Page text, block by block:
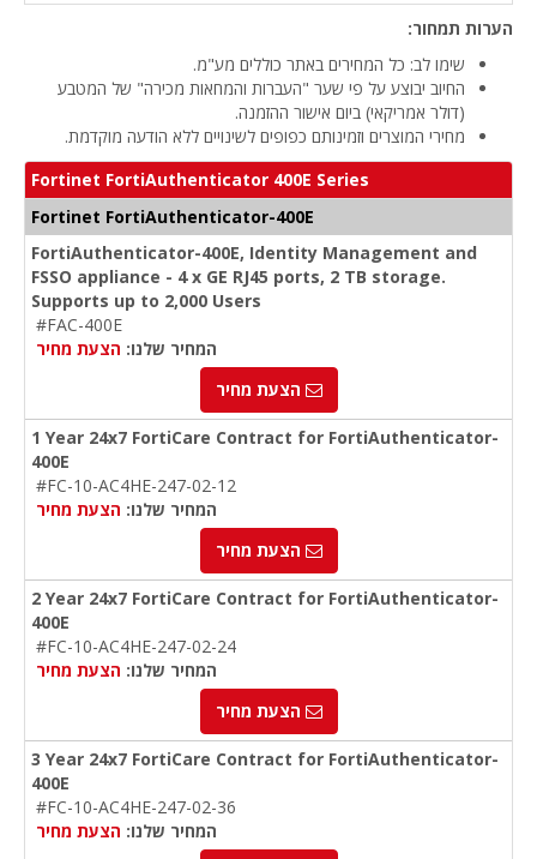
הערות תמחור:
שימו לב: כל המחירים באתר כוללים מע"מ.
החיוב יבוצע על פי שער "העברות והמחאות מכירה" של המטבע
(דולר אמריקאי) ביום אישור ההזמנה.
מחירי המוצרים וזמינותם כפופים לשינויים ללא הודעה מוקדמת.
Fortinet FortiAuthenticator 400E Series
Fortinet FortiAuthenticator-400E
FortiAuthenticator-400E, Identity Management and
FSSO appliance - 4 x GE RJ45 ports, 2 TB storage.
Supports up to 2,000 Users
#FAC-400E
המחיר שלנו: הצעת מחיר
הצעת מחיר
1 Year 24x7 FortiCare Contract for FortiAuthenticator-
400E
#FC-10-AC4HE-247-02-12
המחיר שלנו: הצעת מחיר
הצעת מחיר
2 Year 24x7 FortiCare Contract for FortiAuthenticator-
400E
#FC-10-AC4HE-247-02-24
המחיר שלנו: הצעת מחיר
הצעת מחיר
3 Year 24x7 FortiCare Contract for FortiAuthenticator-
400E
#FC-10-AC4HE-247-02-36
המחיר שלנו: הצעת מחיר